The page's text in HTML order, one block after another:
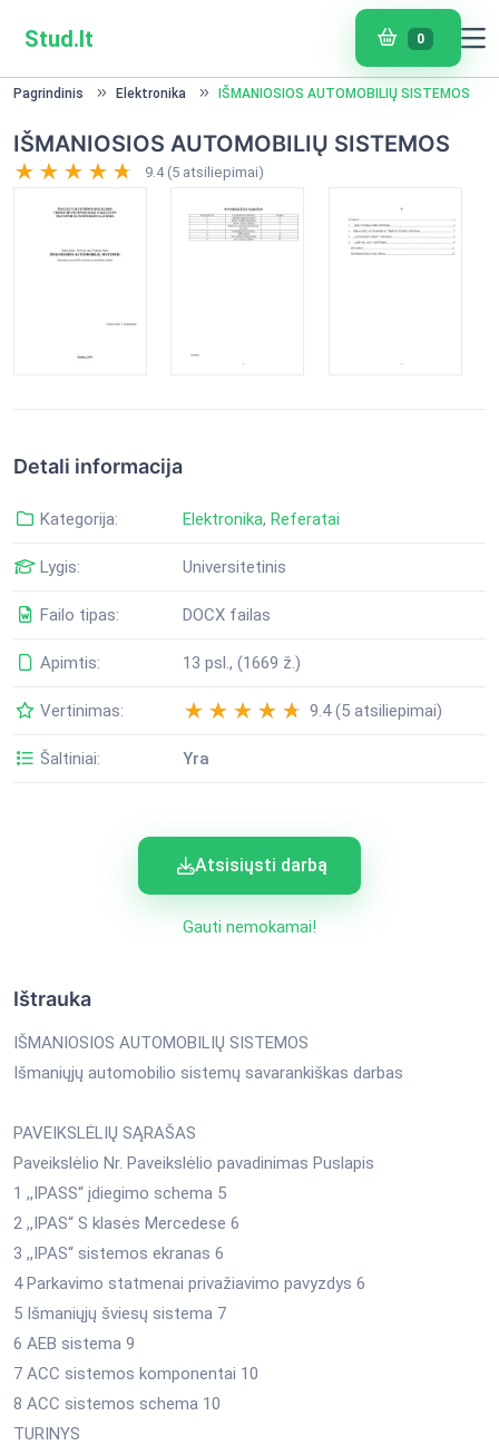
Stud.lt 0
Pagrindinis Elektronika IŠMANIOSIOS AUTOMOBILIŲ SISTEMOS
IŠMANIOSIOS AUTOMOBILIŲ SISTEMOS
9.4 (5 atsiliepimai)
Detali informacija
Kategorija: Elektronika, Referatai
Lygis: Universitetinis
Failo tipas: DOCX failas
Apimtis: 13 psl., (1669 ž.)
Vertinimas: 9.4 (5 atsiliepimai)
Šaltiniai: Yra
Atsisiųsti darbą
Gauti nemokamai!
Ištrauka
IŠMANIOSIOS AUTOMOBILIŲ SISTEMOS
Išmaniųjų automobilio sistemų savarankiškas darbas
PAVEIKSLĖLIŲ SĄRAŠAS
Paveikslėlio Nr. Paveikslėlio pavadinimas Puslapis
1 ,,IPASS“ įdiegimo schema 5
2 ,,IPAS“ S klasės Mercedese 6
3 ,,IPAS“ sistemos ekranas 6
4 Parkavimo statmenai privažiavimo pavyzdys 6
5 Išmaniųjų šviesų sistema 7
6 AEB sistema 9
7 ACC sistemos komponentai 10
8 ACC sistemos schema 10
TURINYS